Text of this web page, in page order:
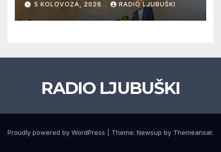
5 KOLOVOZA, 2026 RADIO LJUBUŠKI
RADIO LJUBUŠKI
Proudly powered by WordPress Theme: Newsup by Themeansar.